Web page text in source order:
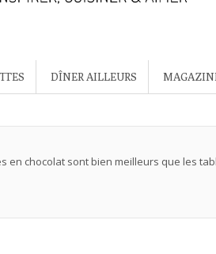
DÎNER AILLEURS
en chocolat sont bien meilleurs que les